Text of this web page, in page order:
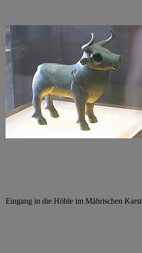
Eingang in die Höhle im Mährischen Karst